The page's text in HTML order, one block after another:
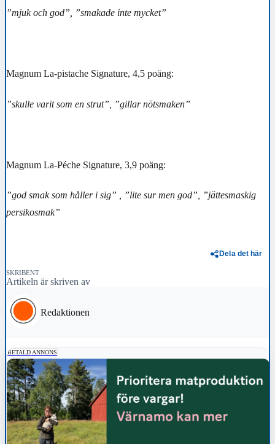
”mjuk och god”, ”smakade inte mycket”
Magnum La-pistache Signature, 4,5 poäng:
”skulle varit som en strut”, ”gillar nötsmaken”
Magnum La-Péche Signature, 3,9 poäng:
”god smak som håller i sig” , ”lite sur men god”, ”jättesmaskig
persikosmak”
Dela det här
SKRIBENT
Artikeln är skriven av
Redaktionen
BETALD ANNONS